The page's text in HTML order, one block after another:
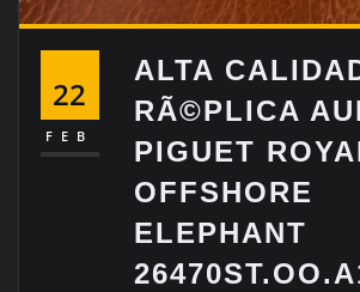
22
FEB
ALTA
RÃ©PLICA
PIGUET
OFFSHORE
ELEPHANT